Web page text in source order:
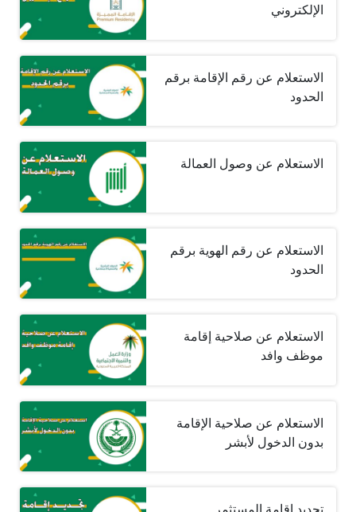
الإلكتروني
الاستعلام عن رقم الإقامة برقم
الحدود
الاستعلام عن وصول العمالة
الاستعلام عن رقم الهوية برقم
الحدود
الاستعلام عن صلاحية إقامة
موظف وافد
الاستعلام عن صلاحية الإقامة
بدون الدخول لأبشر
تجديد إقامة المستثمر